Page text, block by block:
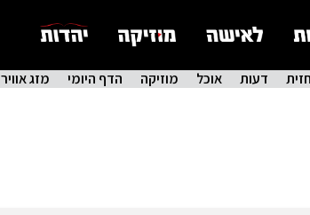
דעות אוכל מוזיקה הדף היומי מזג אוויר